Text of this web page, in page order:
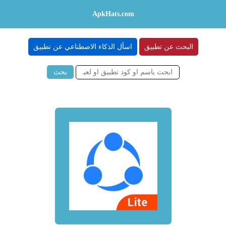
ApkHats.com
البحث عن تطبيق اسأل الذكاء الاصطناعي عن تطبيق
بحث